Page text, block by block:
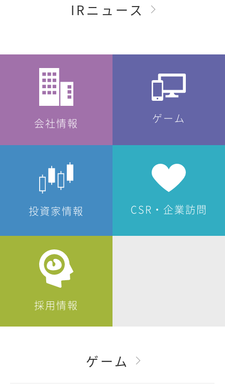
IRニュース
会社情報
ゲーム
投資家情報 CSR・企業訪問
採用情報
ゲーム